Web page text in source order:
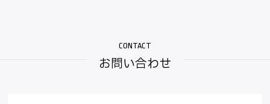
お問い合わせ